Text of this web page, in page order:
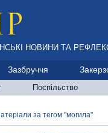
НОВИНИ ТА
Зазбруччя
Поспільство
за тегом "могила"